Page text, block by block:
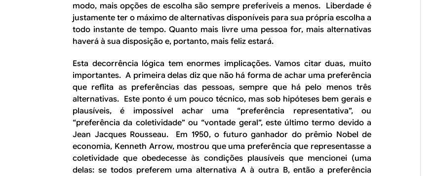
modo, mais opções de escolha são sempre preferíveis a menos. Liberdade é
justamente ter o máximo de alternativas disponíveis para sua própria escolha a
todo instante de tempo. Quanto mais livre uma pessoa for, mais alternativas
haverá à sua disposição e, portanto, mais feliz estará.
Esta decorrência lógica tem enormes implicações. Vamos citar duas, muito
importantes. A primeira delas diz que não há forma de achar uma preferência
que reflita as preferências das pessoas, sempre que há pelo menos três
alternativas. Este ponto é um pouco técnico, mas sob hipóteses bem gerais e
plausíveis, é impossível achar uma “preferência representativa”, ou
“preferência da coletividade” ou “vontade geral”, este último termo devido a
Jean Jacques Rousseau. Em 1950, o futuro ganhador do prêmio Nobel de
economia, Kenneth Arrow, mostrou que uma preferência que representasse a
coletividade que obedecesse às condições plausíveis que mencionei (uma
delas: se todos preferem uma alternativa A à outra B, então a preferência